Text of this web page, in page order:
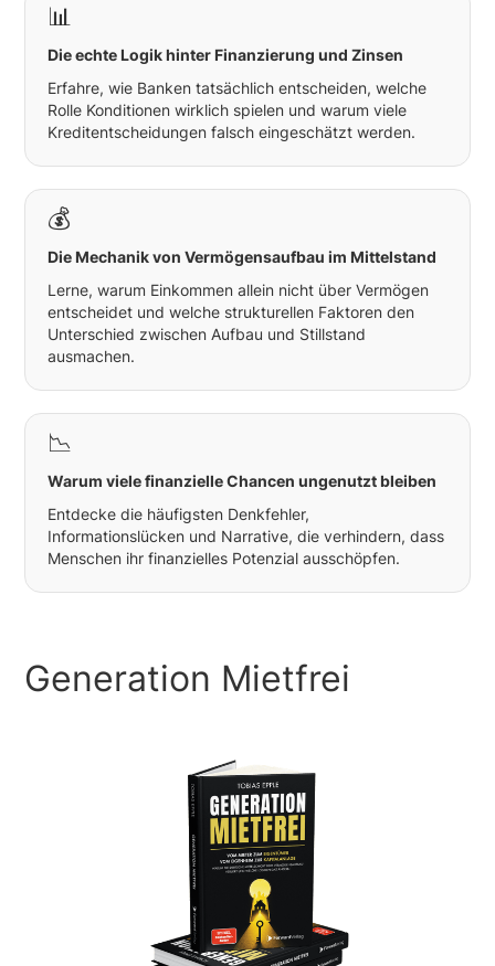
📊
Die echte Logik hinter Finanzierung und Zinsen
Erfahre, wie Banken tatsächlich entscheiden, welche
Rolle Konditionen wirklich spielen und warum viele
Kreditentscheidungen falsch eingeschätzt werden.
💰
Die Mechanik von Vermögensaufbau im Mittelstand
Lerne, warum Einkommen allein nicht über Vermögen
entscheidet und welche strukturellen Faktoren den
Unterschied zwischen Aufbau und Stillstand
ausmachen.
📉
Warum viele finanzielle Chancen ungenutzt bleiben
Entdecke die häufigsten Denkfehler,
Informationslücken und Narrative, die verhindern, dass
Menschen ihr finanzielles Potenzial ausschöpfen.
Generation Mietfrei